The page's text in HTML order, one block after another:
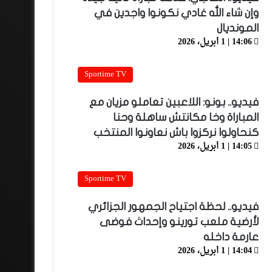
وإن شاء الله غادي نكونوا واجدين في
المونديال
14:06 | 1 أبريل، 2026
Sportime TV
فيديو.. بونو: اللاعبين تعاملو مزيان مع
المباراة وخا مكانتش ساهلة وحنا
كنحاولوا نركزوا باش نعاونوا المنتخب
14:05 | 1 أبريل، 2026
Sportime TV
فيديو.. لحظة اجتياح الجمهور الجزائري
لأرضية ملعب تورينو وإحداث فوضى
عارمة داخله
14:04 | 1 أبريل، 2026